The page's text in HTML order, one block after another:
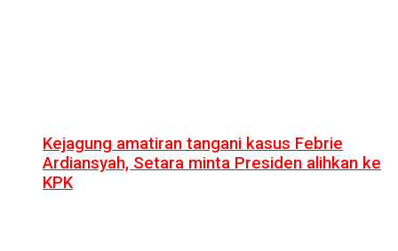
Kejagung amatiran tangani kasus Febrie
Ardiansyah, Setara minta Presiden alihkan ke
KPK